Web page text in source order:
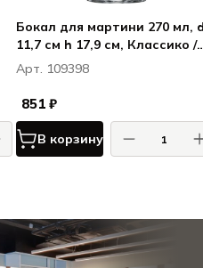
Бокал для мартини 270 мл,
11,7 см h 17,9 см, Классико /
Classico
Арт. 109398
851 ₽
В корзину